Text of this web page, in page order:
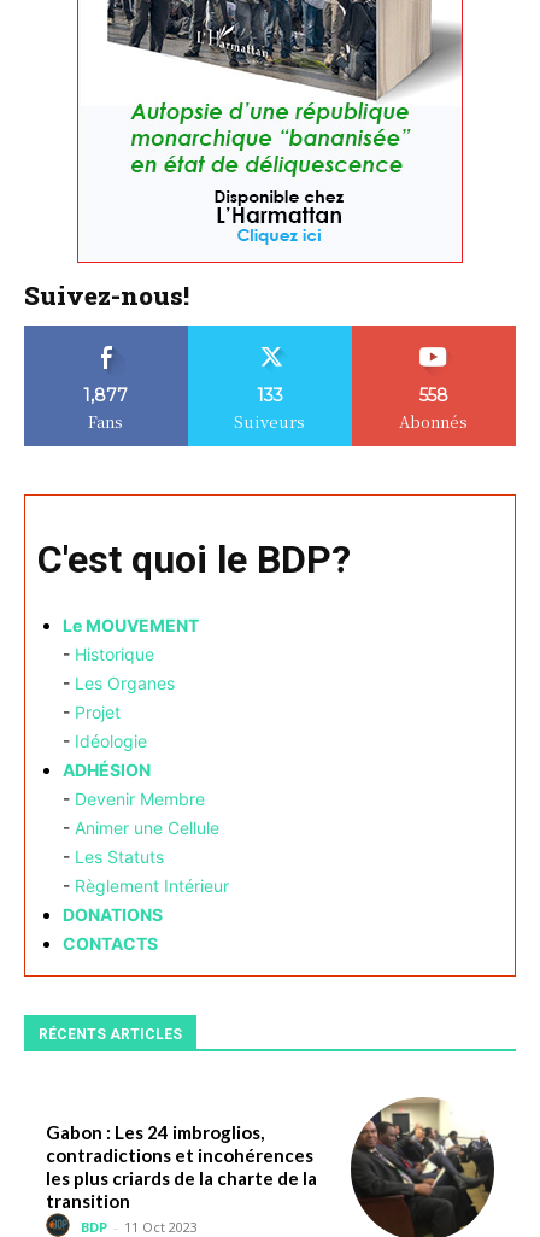
Suivez-nous!
1,877
Fans
133
Suiveurs
558
Abonnés
C'est quoi le BDP?
Le MOUVEMENT
- Historique
- Les Organes
- Projet
- Idéologie
ADHÉSION
- Devenir Membre
- Animer une Cellule
- Les Statuts
- Règlement Intérieur
DONATIONS
CONTACTS
RÉCENTS ARTICLES
Gabon : Les 24 imbroglios,
contradictions et incohérences
les plus criards de la charte de la
transition
BDP - 11 Oct 2023